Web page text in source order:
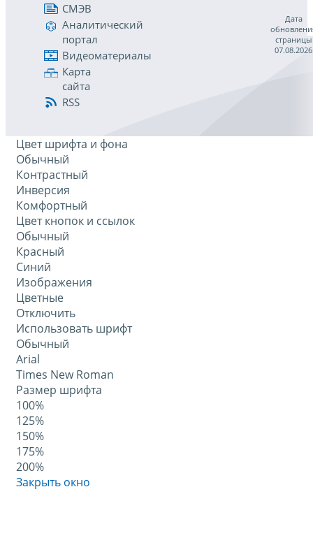
СМЭВ
Аналитический
портал
Видеоматериалы
Карта
сайта
RSS
Дата
страницы
07.08.2026
Цвет шрифта и фона
Обычный
Контрастный
Инверсия
Комфортный
Цвет кнопок и ссылок
Обычный
Красный
Синий
Изображения
Цветные
Отключить
Использовать шрифт
Обычный
Arial
Times New Roman
Размер шрифта
100%
125%
150%
175%
200%
Закрыть окно